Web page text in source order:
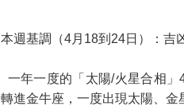
本週基調（4月18到24日）：吉
一年一度的「太陽/火星合相
轉進金牛座，一度出現太陽、